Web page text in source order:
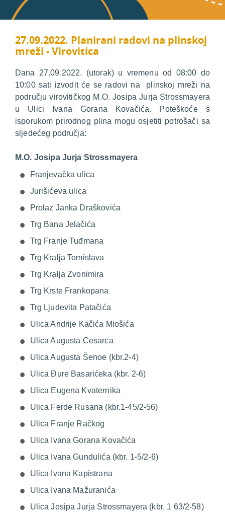
27.09.2022. Planirani radovi na plinskoj
mreži - Virovitica
Dana 27.09.2022. (utorak) u vremenu od 08:00 do
10:00 sati izvodit će se radovi na plinskoj mreži na
području virovitičkog M.O. Josipa Jurja Strossmayera
u Ulici Ivana Gorana Kovačića. Poteškoće s
isporukom prirodnog plina mogu osjetiti potrošači sa
sljedećeg područja:
M.O. Josipa Jurja Strossmayera
Franjevačka ulica
Jurišićeva ulica
Prolaz Janka Draškovića
Trg Bana Jelačića
Trg Franje Tuđmana
Trg Kralja Tomislava
Trg Kralja Zvonimira
Trg Krste Frankopana
Trg Ljudevita Patačića
Ulica Andrije Kačića Miošića
Ulica Augusta Cesarca
Ulica Augusta Šenoe (kbr.2-4)
Ulica Đure Basarićeka (kbr. 2-6)
Ulica Eugena Kvaternika
Ulica Ferde Rusana (kbr.1-45/2-56)
Ulica Franje Račkog
Ulica Ivana Gorana Kovačića
Ulica Ivana Gundulića (kbr. 1-5/2-6)
Ulica Ivana Kapistrana
Ulica Ivana Mažuranića
Ulica Josipa Jurja Strossmayera (kbr. 1 63/2-58)